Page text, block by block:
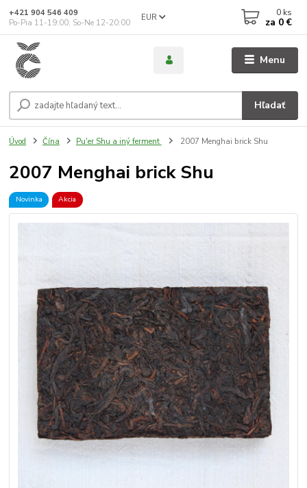
Menu
EUR
Hľadať
+421 904 546 409
Po-Pia 11-19:00, So-Ne 12-20:00
0 ks
za 0 €
Úvod Čína Pu'er Shu a iný ferment 2007 Menghai brick Shu
2007 Menghai brick Shu
Novinka Akcia